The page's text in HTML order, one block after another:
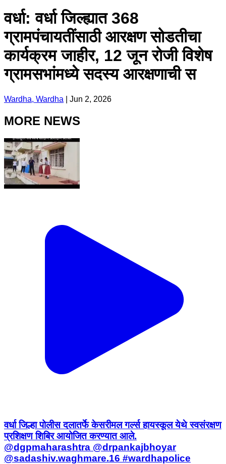
वर्धा: वर्धा जिल्ह्यात 368
ग्रामपंचायतींसाठी आरक्षण सोडतीचा
कार्यक्रम जाहीर, 12 जून रोजी विशेष
ग्रामसभांमध्ये सदस्य आरक्षणाची स
Wardha, Wardha Jun 2, 2026
MORE NEWS
वर्धा जिल्हा पोलीस दलातर्फे केसरीमल गर्ल्स हायस्कूल येथे स्वसंरक्षण
प्रशिक्षण शिबिर आयोजित करण्यात आले.
@dgpmaharashtra @drpankajbhoyar
@sadashiv.waghmare.16 #wardhapolice